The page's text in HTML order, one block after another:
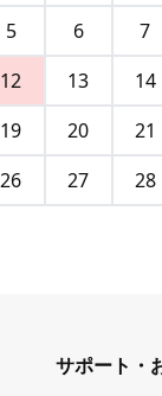
5 6 7
12 13 14
19 20 21
26 27 28
サポート・